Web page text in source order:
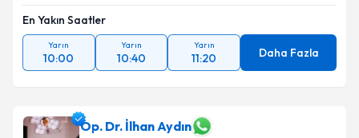
En Yakın Saatler
Yarın
10:00
Yarın
10:40
Yarın
11:20 Daha Fazla
Op. Dr. İlhan Aydın